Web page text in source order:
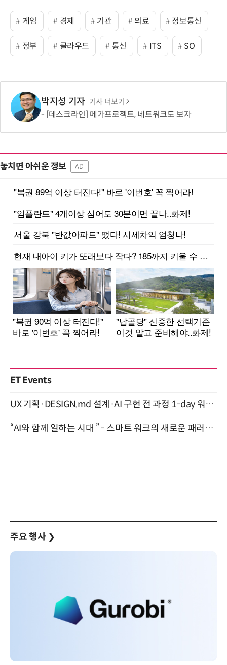
게임 경제 기관 의료 정보통신
정부 클라우드 통신 ITS SO
박지성 기자 기사 더보기
[데스크라인] 메가프로젝트, 네트워크도 보자
놓치면 아쉬운 정보 AD
ET Events
UX 기획·DESIGN.md 설계·AI 구현 전 과정 1-day 워크숍 with Claude Code·Codex 9월 15일 개최
“AI와 함께 일하는 시대 ” - 스마트 워크의 새로운 패러다임 (9/11)
주요 행사 ❯